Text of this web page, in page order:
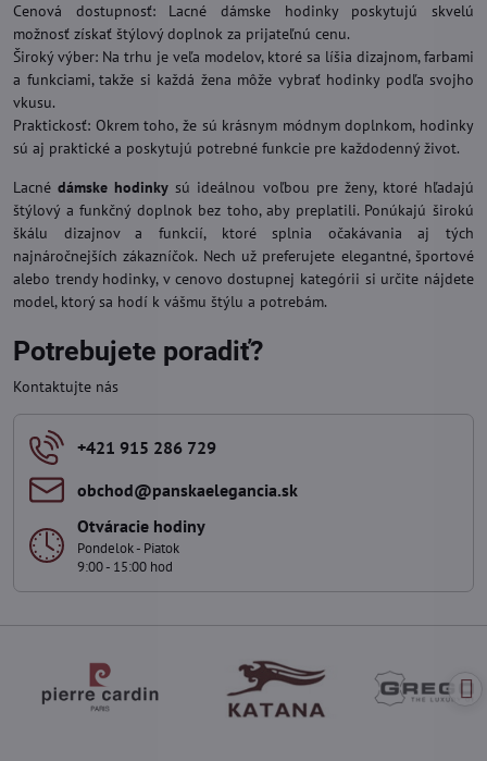
Cenová dostupnosť: Lacné dámske hodinky poskytujú skvelú
možnosť získať štýlový doplnok za prijateľnú cenu.
Široký výber: Na trhu je veľa modelov, ktoré sa líšia dizajnom, farbami
a funkciami, takže si každá žena môže vybrať hodinky podľa svojho
vkusu.
Praktickosť: Okrem toho, že sú krásnym módnym doplnkom, hodinky
sú aj praktické a poskytujú potrebné funkcie pre každodenný život.
Lacnédámske hodinky sú ideálnou voľbou pre ženy, ktoré hľadajú
štýlový a funkčný doplnok bez toho, aby preplatili. Ponúkajú širokú
škálu dizajnov a funkcií, ktoré splnia očakávania aj tých
najnáročnejších zákazníčok. Nech už preferujete elegantné, športové
alebo trendy hodinky, v cenovo dostupnej kategórii si určite nájdete
model, ktorý sa hodí k vášmu štýlu a potrebám.
Potrebujete poradiť?
Kontaktujte nás
+421 915 286 729
obchod​@panskaelegancia​.sk
Otváracie hodiny
Pondelok - Piatok
9:00 - 15:00 hod